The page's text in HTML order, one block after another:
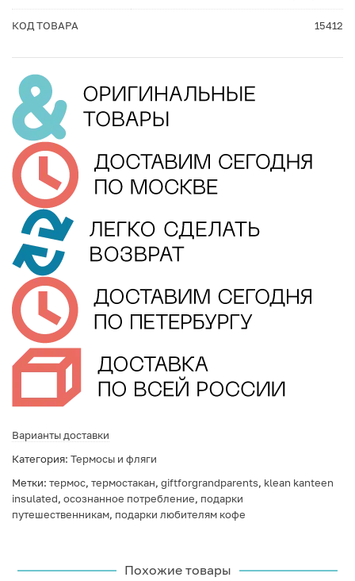
КОД ТОВАРА 15412
Варианты доставки
Категория: Термосы и фляги
Метки: термос, термостакан, giftforgrandparents, klean kanteen
insulated, осознанное потребление, подарки
путешественникам, подарки любителям кофе
Похожие товары